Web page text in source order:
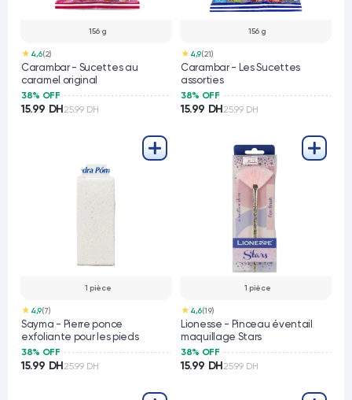
156 g
★ 4,6(2)
Carambar - Sucettes au
caramel original
38% OFF
15.99 DH 25.99 DH
156 g
★ 4,9(21)
Carambar - Les Sucettes
assorties
38% OFF
15.99 DH 25.99 DH
1 pièce
★ 4,9(7)
Sayma - Pierre ponce
exfoliante pour les pieds
38% OFF
15.99 DH 25.99 DH
1 pièce
★ 4,6(19)
Lionesse - Pinceau éventail
maquillage Stars
38% OFF
15.99 DH 25.99 DH